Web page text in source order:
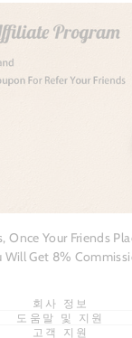
Once Your Friends
Will Get 8%
회사 정보
도움말 및 지원
고객 지원